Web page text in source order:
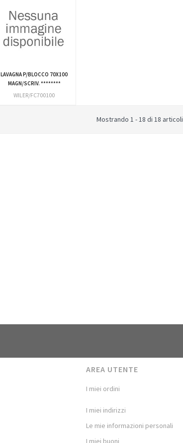
LAVAGNA P/BLOCCO 70X100
MAGN/SCRIV. ********
WILER/FC700100
Mostrando 1 - 18 di 18 articoli
AREA UTENTE
I miei ordini
I miei indirizzi
Le mie informazioni personali
I miei buoni